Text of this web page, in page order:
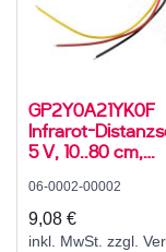
GP2Y0A21YK0F
Infrarot-
5 V, 10..80 cm,
06-0002-00002
9,08 €
inkl. MwSt. zzgl.